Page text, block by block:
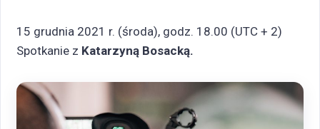
15 grudnia 2021 r. (środa), godz. 18.00 (UTC + 2)
Spotkanie z Katarzyną Bosacką.